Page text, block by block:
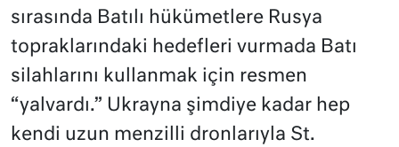
sırasında Batılı hükümetlere Rusya
topraklarındaki hedefleri vurmada Batı
silahlarını kullanmak için resmen
“yalvardı.” Ukrayna şimdiye kadar hep
kendi uzun menzilli dronlarıyla St.